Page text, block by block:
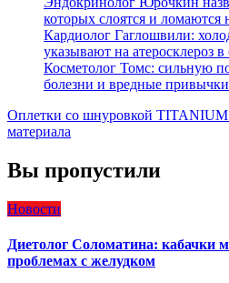
которых слоятся и ломаются
Кардиолог Гаглошвили:
указывают на атеросклероз в
Косметолог Томс: сильную
болезни и вредные привычки
Оплетки со шнуровкой TITANIUM
материала
Вы пропустили
Новости
Диетолог Соломатина: кабачки
проблемах с желудком